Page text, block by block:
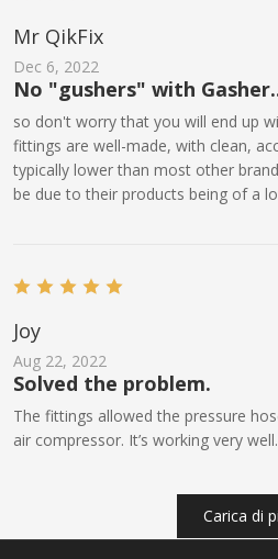
Mr QikFix
Dec 6, 2022
No "gushers" with
so don't worry that you will end up
fittings are well-made, with clean,
typically lower than most other
be due to their products being of a
Joy
Aug 22, 2022
Solved the problem.
The fittings allowed the pressure
air compressor. It’s working very well.
Carica di